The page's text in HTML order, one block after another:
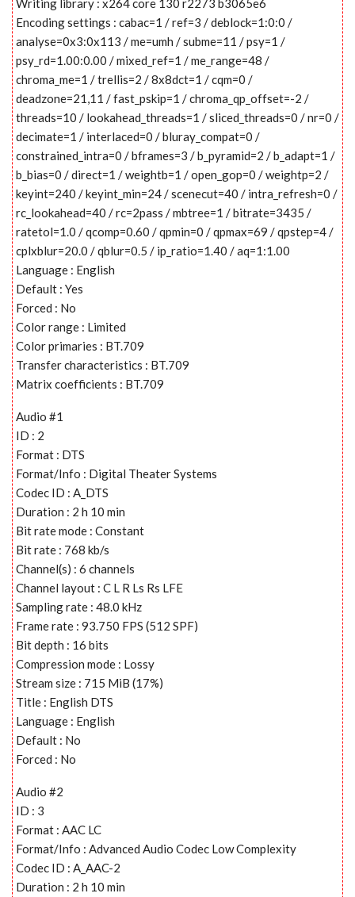
Encoding settings : cabac=1 / ref=3 / deblock=1:0:0 /
analyse=0x3:0x113 / me=umh / subme=11 / psy=1 /
psy_rd=1.00:0.00 / mixed_ref=1 / me_range=48 /
chroma_me=1 / trellis=2 / 8x8dct=1 / cqm=0 /
deadzone=21,11 / fast_pskip=1 / chroma_qp_offset=-2 /
threads=10 / lookahead_threads=1 / sliced_threads=0 / nr=0 /
decimate=1 / interlaced=0 / bluray_compat=0 /
constrained_intra=0 / bframes=3 / b_pyramid=2 / b_adapt=1 /
b_bias=0 / direct=1 / weightb=1 / open_gop=0 / weightp=2 /
keyint=240 / keyint_min=24 / scenecut=40 / intra_refresh=0 /
rc_lookahead=40 / rc=2pass / mbtree=1 / bitrate=3435 /
ratetol=1.0 / qcomp=0.60 / qpmin=0 / qpmax=69 / qpstep=4 /
cplxblur=20.0 / qblur=0.5 / ip_ratio=1.40 / aq=1:1.00
Language : English
Default : Yes
Forced : No
Color range : Limited
Color primaries : BT.709
Transfer characteristics : BT.709
Matrix coefficients : BT.709
Audio #1
ID : 2
Format : DTS
Format/Info : Digital Theater Systems
Codec ID : A_DTS
Duration : 2 h 10 min
Bit rate mode : Constant
Bit rate : 768 kb/s
Channel(s) : 6 channels
Channel layout : C L R Ls Rs LFE
Sampling rate : 48.0 kHz
Frame rate : 93.750 FPS (512 SPF)
Bit depth : 16 bits
Compression mode : Lossy
Stream size : 715 MiB (17%)
Title : English DTS
Language : English
Default : No
Forced : No
Audio #2
ID : 3
Format : AAC LC
Format/Info : Advanced Audio Codec Low Complexity
Codec ID : A_AAC-2
Duration : 2 h 10 min